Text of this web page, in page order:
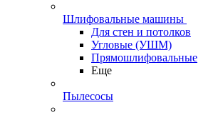
Шлифовальные машины
Для стен и потолков
Угловые (УШМ)
Прямошлифовальные
Еще
Пылесосы